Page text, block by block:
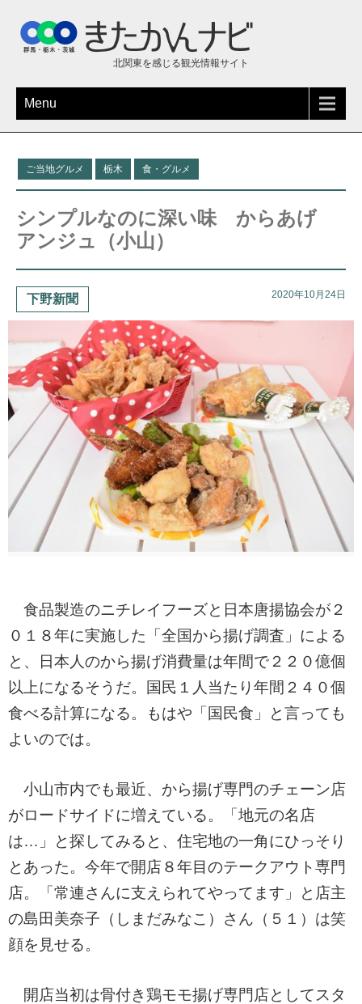
北関東を感じる観光情報サイト
Menu
ご当地グルメ 栃木 食・グルメ
シンプルなのに深い味 からあげ
アンジュ（小山）
下野新聞 2020年10月24日
食品製造のニチレイフーズと日本唐揚協会が２
０１８年に実施した「全国から揚げ調査」による
と、日本人のから揚げ消費量は年間で２２０億個
以上になるそうだ。国民１人当たり年間２４０個
食べる計算になる。もはや「国民食」と言っても
よいのでは。
小山市内でも最近、から揚げ専門のチェーン店
がロードサイドに増えている。「地元の名店
は…」と探してみると、住宅地の一角にひっそり
とあった。今年で開店８年目のテークアウト専門
店。「常連さんに支えられてやってます」と店主
の島田美奈子（しまだみなこ）さん（５１）は笑
顔を見せる。
開店当初は骨付き鶏モモ揚げ専門店としてスタ